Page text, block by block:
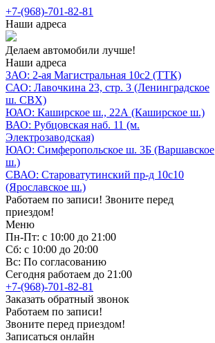
+7-(968)-701-82-81
Наши адреса
Делаем автомобили лучше!
Наши адреса
ЗАО: 2-ая Магистральная 10с2 (ТТК)
САО: Лавочкина 23, стр. 3 (Ленинградское
ш. СВХ)
ЮАО: Каширское ш., 22А (Каширское ш.)
ВАО: Рубцовская наб. 11 (м.
Электрозаводская)
ЮАО: Симферопольское ш. 3Б (Варшавское
ш.)
СВАО: Староватутинский пр-д 10с10
(Ярославское ш.)
Работаем по записи! Звоните перед
приездом!
Меню
Пн-Пт: с 10:00 до 21:00
Сб: с 10:00 до 20:00
Вс: По согласованию
Сегодня работаем до 21:00
+7-(968)-701-82-81
Заказать обратный звонок
Работаем по записи!
Звоните перед приездом!
Записаться онлайн